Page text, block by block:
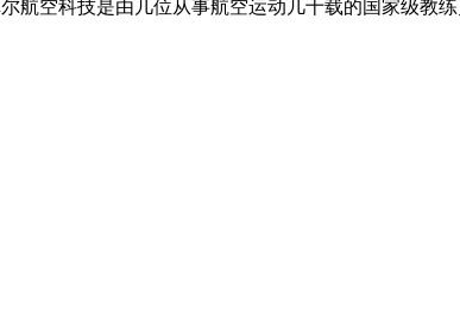
航空科技是由几位从事航空运动几十载的国家级教